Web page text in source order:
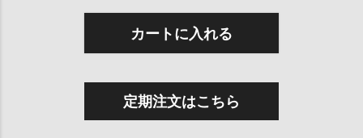
カートに入れる
定期注文はこちら